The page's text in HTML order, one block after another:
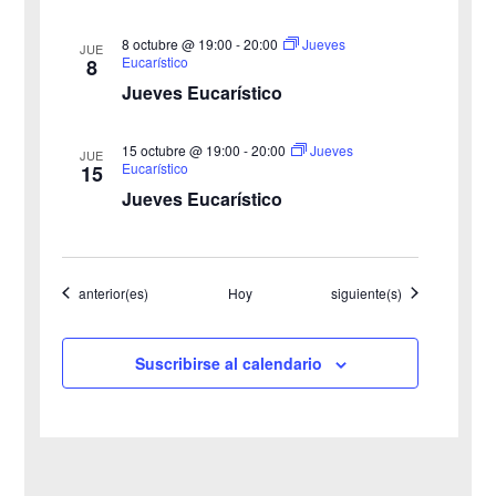
e
v
e
JUE
8
Jueves Eucarístico
8 octubre @ 19:00 -20:00
Jueves
Eucarístico
JUE
15
Jueves Eucarístico
15 octubre @ 19:00 -20:00
Jueves
Eucarístico
Eventos
anterior(es) Hoy Eventos
siguiente(s)
Suscribirse al calendario